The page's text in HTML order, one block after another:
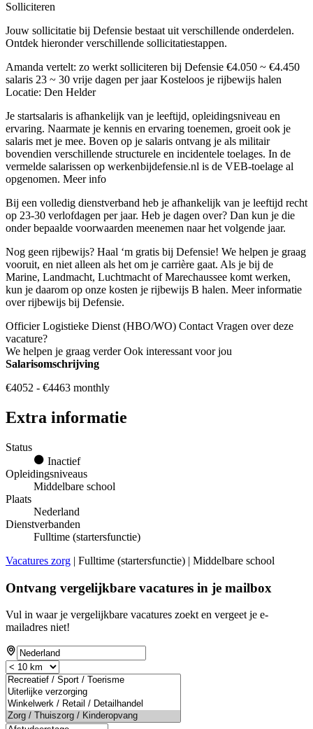
Solliciteren
Jouw sollicitatie bij Defensie bestaat uit verschillende onderdelen.
Ontdek hieronder verschillende sollicitatiestappen.
Amanda vertelt: zo werkt solliciteren bij Defensie €4.050 ~ €4.450
salaris 23 ~ 30 vrije dagen per jaar Kosteloos je rijbewijs halen
Locatie: Den Helder
Je startsalaris is afhankelijk van je leeftijd, opleidingsniveau en
ervaring. Naarmate je kennis en ervaring toenemen, groeit ook je
salaris met je mee. Boven op je salaris ontvang je als militair
bovendien verschillende structurele en incidentele toelages. In de
vermelde salarissen op werkenbijdefensie.nl is de VEB-toelage al
opgenomen. Meer info
Bij een volledig dienstverband heb je afhankelijk van je leeftijd recht
op 23-30 verlofdagen per jaar. Heb je dagen over? Dan kun je die
onder bepaalde voorwaarden meenemen naar het volgende jaar.
Nog geen rijbewijs? Haal ‘m gratis bij Defensie! We helpen je graag
vooruit, en niet alleen als het om je carrière gaat. Als je bij de
Marine, Landmacht, Luchtmacht of Marechaussee komt werken,
kun je daarom op onze kosten je rijbewijs B halen. Meer informatie
over rijbewijs bij Defensie.
Officier Logistieke Dienst (HBO/WO) Contact Vragen over deze
vacature?
We helpen je graag verder Ook interessant voor jou
Salarisomschrijving
€4052 - €4463 monthly
Extra informatie
Status
Inactief
Opleidingsniveaus
Middelbare school
Plaats
Nederland
Dienstverbanden
Fulltime (startersfunctie)
Vacatures zorg | Fulltime (startersfunctie) | Middelbare school
Ontvang vergelijkbare vacatures in je mailbox
Vul in waar je vergelijkbare vacatures zoekt en vergeet je e-
mailadres niet!